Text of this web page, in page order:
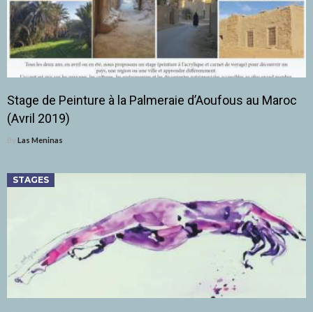
Stage de Peinture à la Palmeraie d’Aoufous au Maroc
(Avril 2019)
By Las Meninas
STAGES